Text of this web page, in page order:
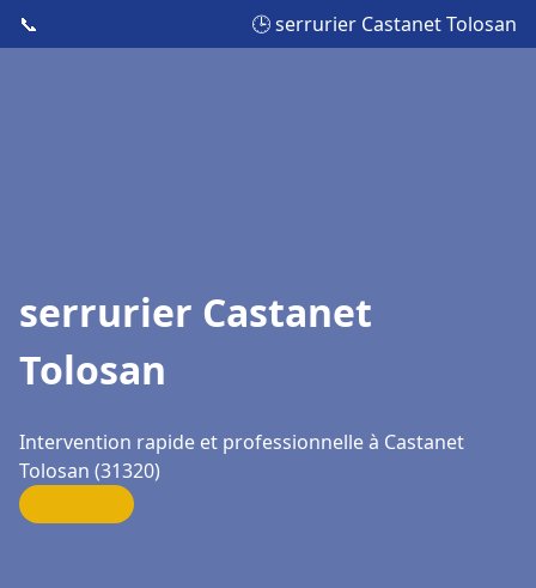
📞 🕒 serrurier Castanet Tolosan
serrurier Castanet
Tolosan
Intervention rapide et professionnelle à Castanet
Tolosan (31320)